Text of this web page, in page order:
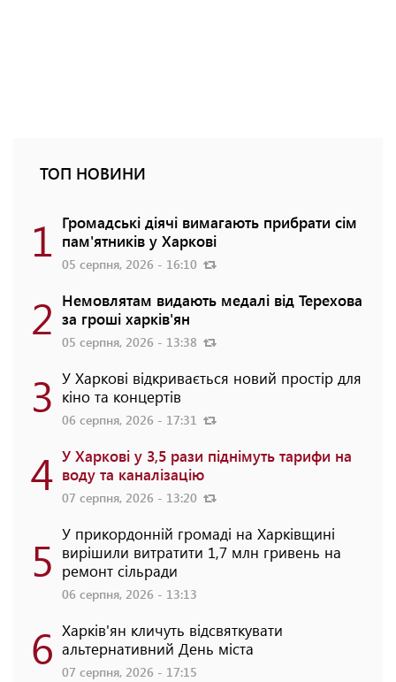
ТОП НОВИНИ
1 Громадські діячі вимагають прибрати сім
пам'ятників у Харкові
05 серпня, 2026 - 16:10
2 Немовлятам видають медалі від Терехова
за гроші харків'ян
05 серпня, 2026 - 13:38
3 У Харкові відкривається новий простір для
кіно та концертів
06 серпня, 2026 - 17:31
4 У Харкові у 3,5 рази піднімуть тарифи на
воду та каналізацію
07 серпня, 2026 - 13:20
5 У прикордонній громаді на Харківщині
вирішили витратити 1,7 млн гривень на
ремонт сільради
06 серпня, 2026 - 13:13
6 Харків'ян кличуть відсвяткувати
альтернативний День міста
07 серпня, 2026 - 17:15